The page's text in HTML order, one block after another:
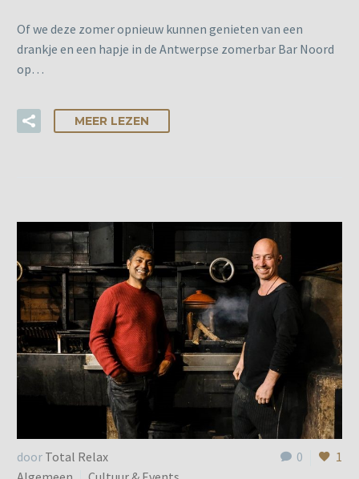
Of we deze zomer opnieuw kunnen genieten van een
drankje en een hapje in de Antwerpse zomerbar Bar Noord
op…
MEER LEZEN
0 1
door Total Relax